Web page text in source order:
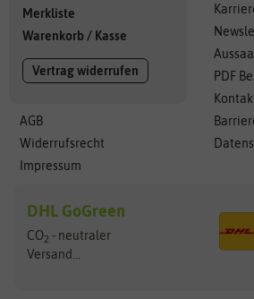
Merkliste
Warenkorb / Kasse
Vertrag widerrufen
AGB
Widerrufsrecht
Impressum
PDF
DHL GoGreen
CO2 - neutraler
Versand...